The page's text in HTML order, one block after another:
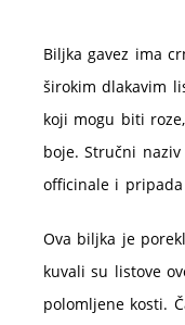
Biljka gavez ima
širokim dlakavim
koji mogu biti
boje. Stručni
officinale i
Ova biljka je
kuvali su listove
polomljene kosti.